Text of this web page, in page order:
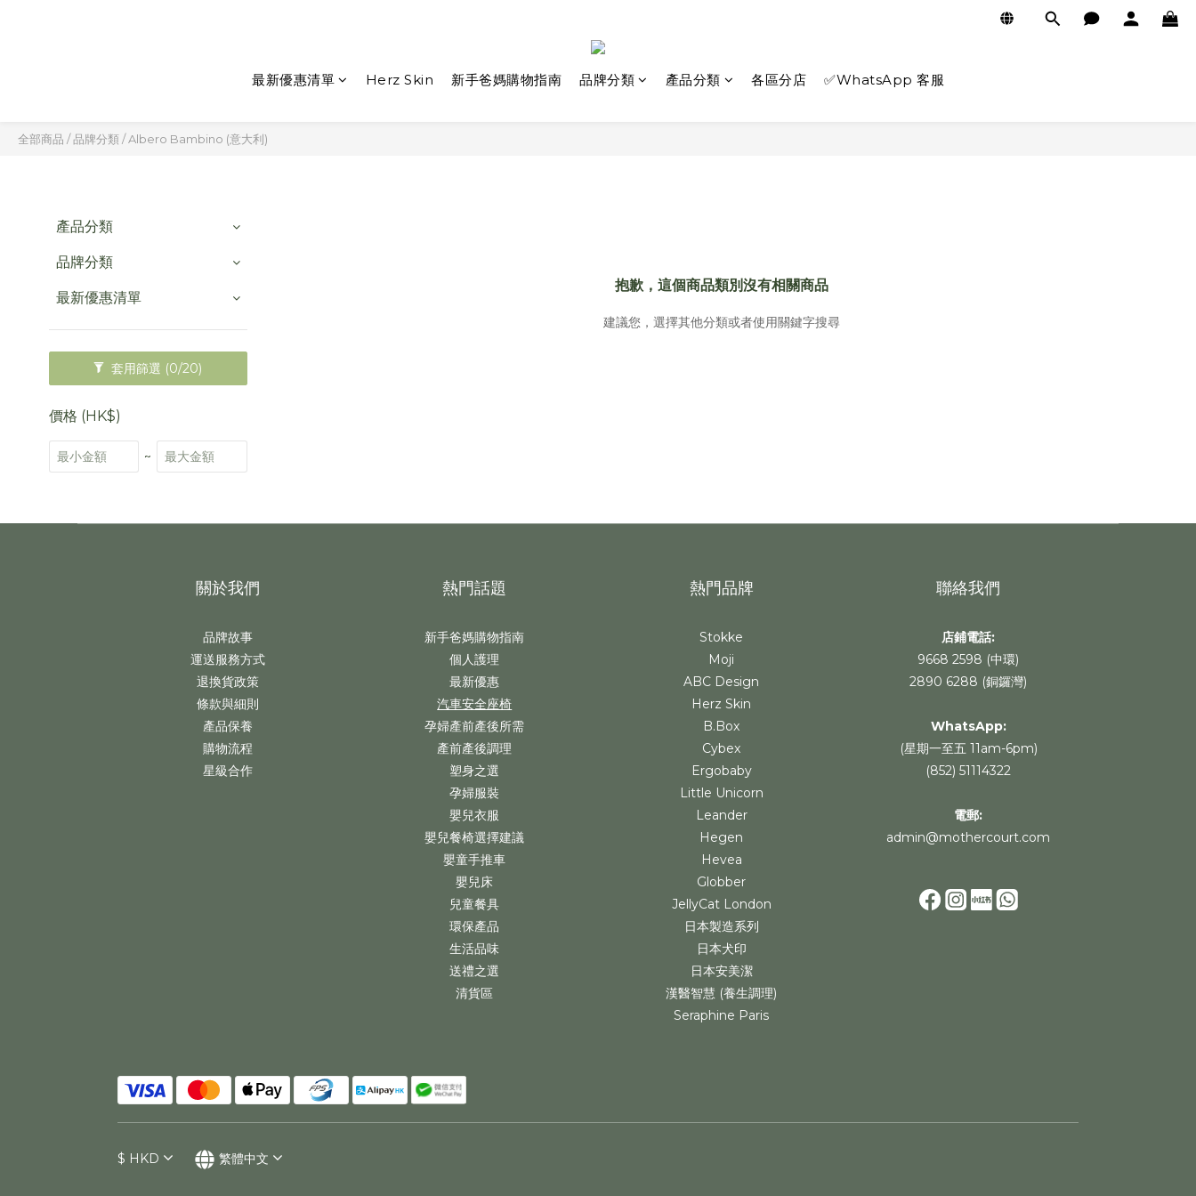
最新優惠清單 Herz Skin 新手爸媽購物指南 品牌分類 產品分類 各區分店 ✅WhatsApp 客服
全部商品 /品牌分類/Albero Bambino (意大利)
產品分類
品牌分類
最新優惠清單
套用篩選 (0/20)
價格 (HK$)
~
抱歉，這個商品類別沒有相關商品
建議您，選擇其他分類或者使用關鍵字搜尋
關於我們
品牌故事
運送服務方式
退換貨政策
條款與細則
產品保養
購物流程
星級合作
熱門話題
新手爸媽購物指南
個人護理
最新優惠
汽車安全座椅
孕婦產前產後所需
產前產後調理
塑身之選
孕婦服裝
嬰兒衣服
嬰兒餐椅選擇建議
嬰童手推車
嬰兒床
兒童餐具
環保產品
生活品味
送禮之選
清貨區
熱門品牌
Stokke
Moji
ABC Design
Herz Skin
B.Box
Cybex
Ergobaby
Little Unicorn
Leander
Hegen
Hevea
Globber
JellyCat London
日本製造系列
日本犬印
日本安美潔
漢醫智慧 (養生調理)
Seraphine Paris
聯絡我們
店鋪電話:
9668 2598 (中環)
2890 6288 (銅鑼灣)
WhatsApp:
(星期一至五 11am-6pm)
(852) 51114322
電郵:
admin@mothercourt.com
$ HKD 繁體中文